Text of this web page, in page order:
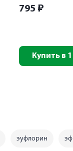
795 ₽
Купить в
эуфлорин